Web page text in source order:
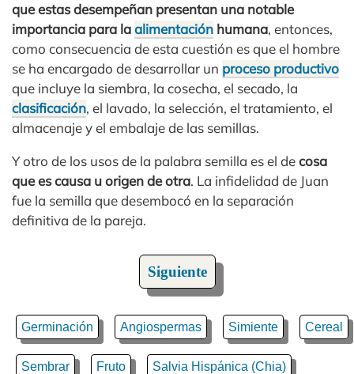
que estas desempeñan presentan una notable
importancia para laalimentación humana, entonces,
como consecuencia de esta cuestión es que el hombre
se ha encargado de desarrollar un proceso productivo
que incluye la siembra, la cosecha, el secado, la
clasificación, el lavado, la selección, el tratamiento, el
almacenaje y el embalaje de las semillas.
Y otro de los usos de la palabra semilla es el decosa
que es causa u origen de otra. La infidelidad de Juan
fue la semilla que desembocó en la separación
definitiva de la pareja.
Siguiente
Germinación Angiospermas Simiente Cereal
Sembrar Fruto Salvia Hispánica (Chia)